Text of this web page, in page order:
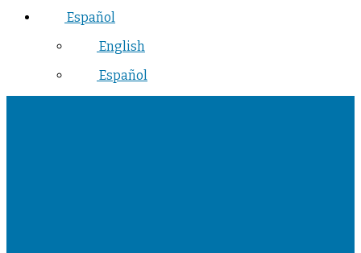
Español
English
Español